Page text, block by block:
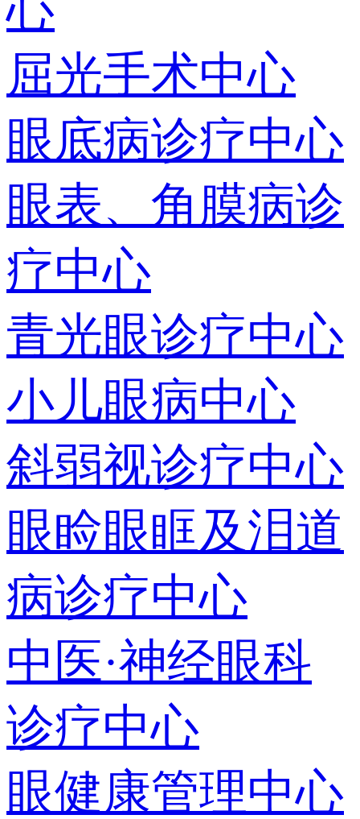
屈光手术中心
眼底病诊疗中心
眼表、角膜病诊
疗中心
青光眼诊疗中心
小儿眼病中心
斜弱视诊疗中心
眼睑眼眶及泪道
病诊疗中心
中医·神经眼科
诊疗中心
眼健康管理中心